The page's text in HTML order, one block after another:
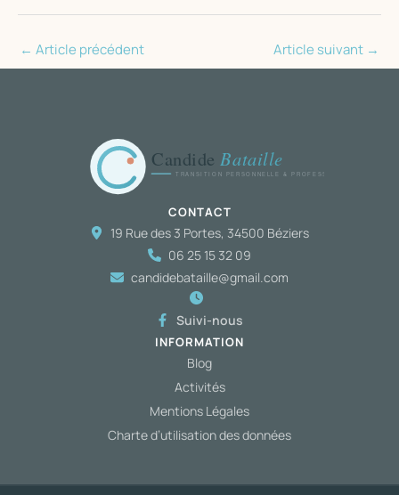
← Article précédent Article suivant →
CONTACT
19 Rue des 3 Portes, 34500 Béziers
06 25 15 32 09
candidebataille@gmail.com
Suivi-nous
INFORMATION
Blog
Activités
Mentions Légales
Charte d’utilisation des données